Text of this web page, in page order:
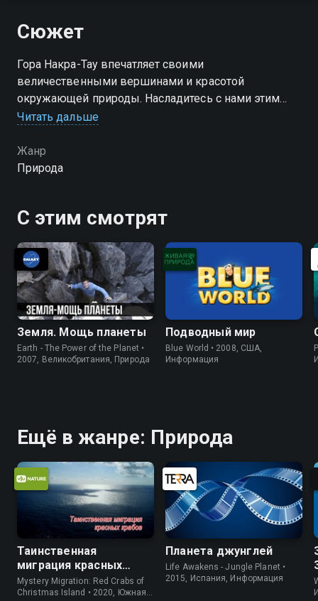
Сюжет
Гора Накра-Тау впечатляет своими
величественными вершинами и красотой
окружающей природы. Насладитесь с нами этим
природным чудом!
Читать дальше
Жанр
Природа
С этим смотрят
Земля. Мощь планеты
Earth - The Power of the Planet •
2007, Великобритания, Природа
Подводный мир
Blue World • 2008, США,
Информация
Ещё в жанре: Природа
Таинственная
миграция красных
крабов
Mystery Migration: Red Crabs of
Christmas Island • 2020, Южная
Планета джунглей
Life Awakens - Jungle Planet •
2015, Испания, Информация